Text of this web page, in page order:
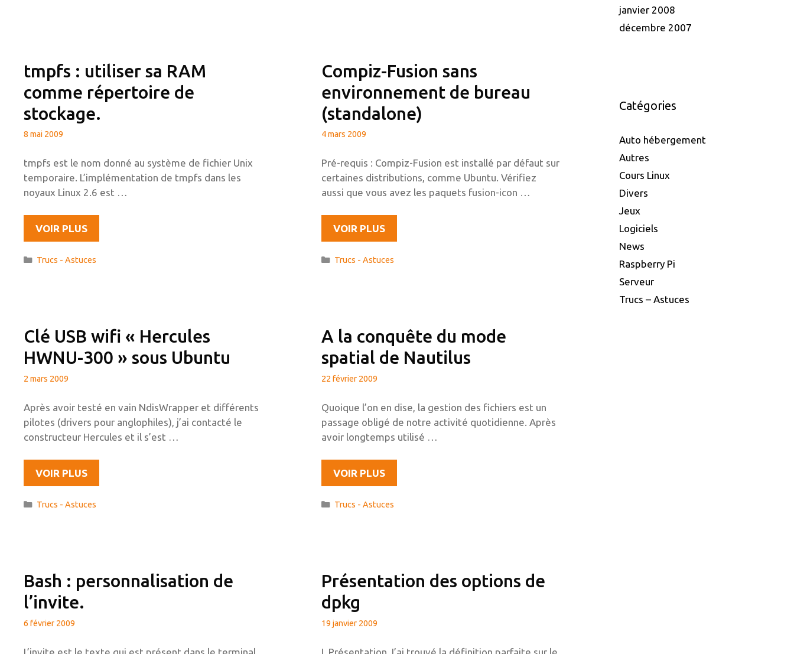
D’ALERTE
ZABBIX
tmpfs : utiliser sa RAM
comme répertoire de
stockage.
8 mai 2009
tmpfs est le nom donné au système de fichier Unix
temporaire. L’implémentation de tmpfs dans les
noyaux Linux 2.6 est …
VOIR PLUSTMPFS
:
UTILISER
DE
STOCKAGE.
Catégories
Trucs - Astuces
Compiz-Fusion sans
environnement de bureau
(standalone)
4 mars 2009
Pré-requis : Compiz-Fusion est installé par défaut sur
certaines distributions, comme Ubuntu. Vérifiez
aussi que vous avez les paquets fusion-icon …
VOIR PLUSCOMPIZ-
FUSION
SANS
Catégories
Trucs - Astuces
Clé USB wifi « Hercules
HWNU-300 » sous Ubuntu
2 mars 2009
Après avoir testé en vain NdisWrapper et différents
pilotes (drivers pour anglophiles), j’ai contacté le
constructeur Hercules et il s’est …
VOIR PLUSCLÉ
USB
WIFI
UBUNTU
Catégories
Trucs - Astuces
A la conquête du mode
spatial de Nautilus
22 février 2009
Quoique l’on en dise, la gestion des fichiers est un
passage obligé de notre activité quotidienne. Après
avoir longtemps utilisé …
VOIR PLUSA
LA
CONQUÊTE
NAUTILUS
Catégories
Trucs - Astuces
Bash : personnalisation de
l’invite.
6 février 2009
Présentation des options de
dpkg
19 janvier 2009
janvier 2008
décembre 2007
Catégories
Auto hébergement
Autres
Cours Linux
Divers
Jeux
Logiciels
News
Raspberry Pi
Serveur
Trucs – Astuces